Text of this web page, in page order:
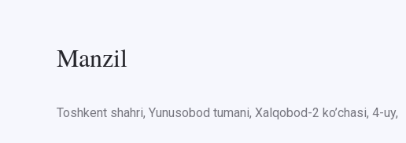
Manzil
Toshkent shahri, Yunusobod tumani, Xalqobod-2 ko’chasi, 4-uy,